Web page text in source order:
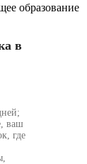
образование
в
ваш
где